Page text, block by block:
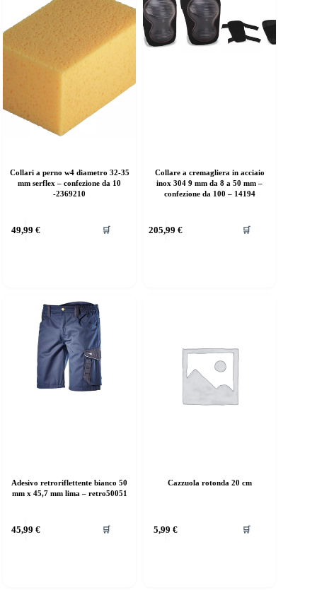
Collari a perno w4 diametro 32-35
mm serflex – confezione da 10
-2369210
49,99 € 🛒
Collare a cremagliera in acciaio
inox 304 9 mm da 8 a 50 mm –
confezione da 100 – 14194
205,99€ 🛒
Adesivo retroriflettente bianco 50
mm x 45,7 mm lima – retro50051
45,99 € 🛒
Cazzuola rotonda 20 cm
5,99€ 🛒